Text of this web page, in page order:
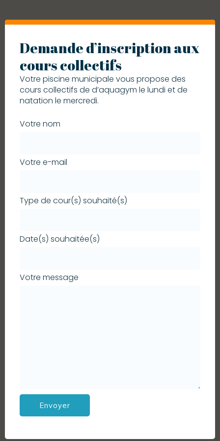
Demande d’inscription aux
cours collectifs
Votre piscine municipale vous propose des
cours collectifs de d’aquagym le lundi et de
natation le mercredi.
Votre nom
Votre e-mail
Type de cour(s) souhaité(s)
Date(s) souhaitée(s)
Votre message